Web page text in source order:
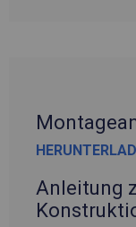
Anleitung